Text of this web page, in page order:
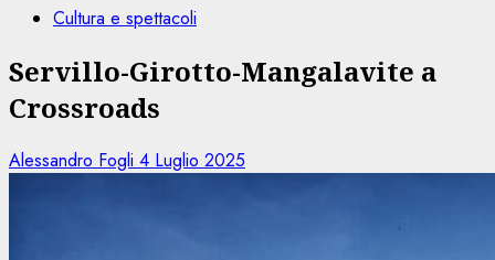
Cultura e spettacoli
Servillo-Girotto-Mangalavite a
Crossroads
Alessandro Fogli 4 Luglio 2025